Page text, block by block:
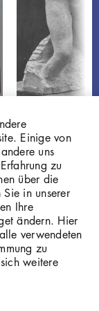
W 09.017
Einige von
uns
zu
über die
in unserer
Ihre
ändern. Hier
verwendeten
zu
weitere